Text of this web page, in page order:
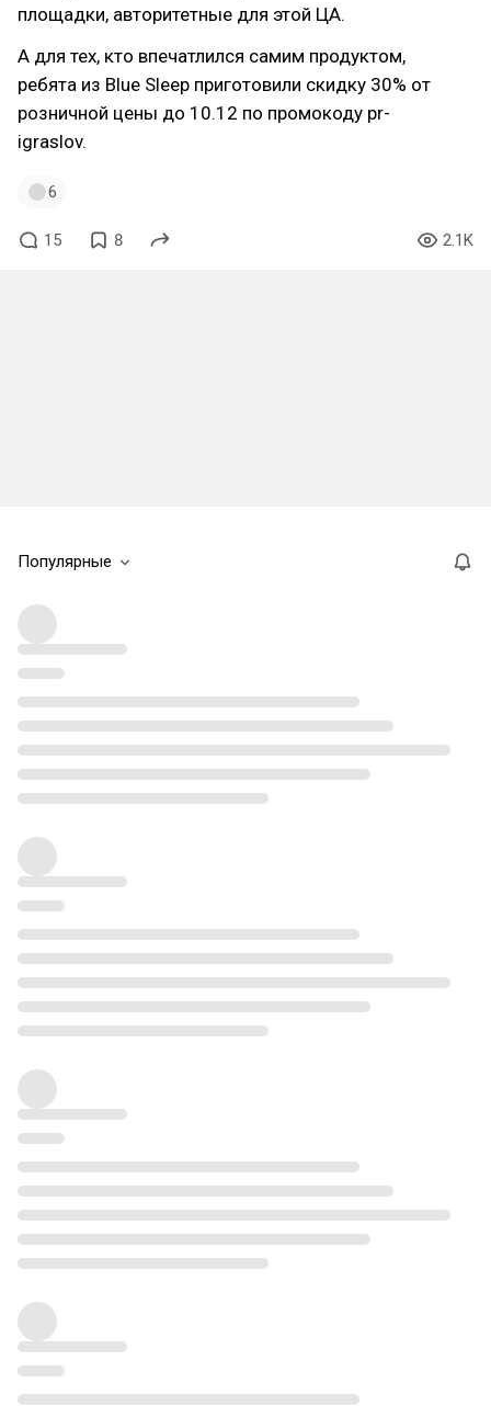
площадки, авторитетные для этой ЦА.
А для тех, кто впечатлился самим продуктом,
ребята из Blue Sleep приготовили скидку 30% от
розничной цены до 10.12 по промокоду pr-
igraslov.
6
15 8 2.1K
Популярные